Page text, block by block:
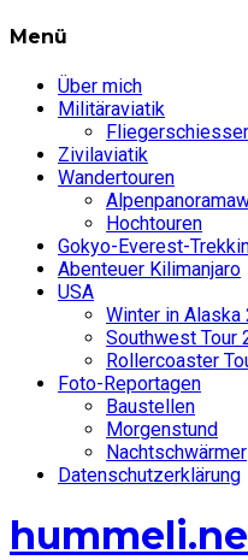
Menü
Über mich
Militäraviatik
Zivilaviatik
Wandertouren
Hochtouren
Gokyo-Everest-
Abenteuer Kilimanjaro
USA
Winter in Alaska
Southwest Tour
Rollercoaster
Foto-Reportagen
Baustellen
Morgenstund
Nachtschwärmer
Datenschutzerklärung